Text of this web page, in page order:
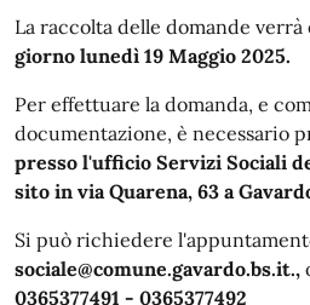
La raccolta delle domande verrà
giorno lunedì 19 Maggio 2025.
Per effettuare la domanda, e
documentazione, è necessario
presso l'ufficio Servizi Sociali
sito in via Quarena, 63 a
Si può richiedere
sociale@comune.gavardo.bs.it.,
0365377491 - 0365377492